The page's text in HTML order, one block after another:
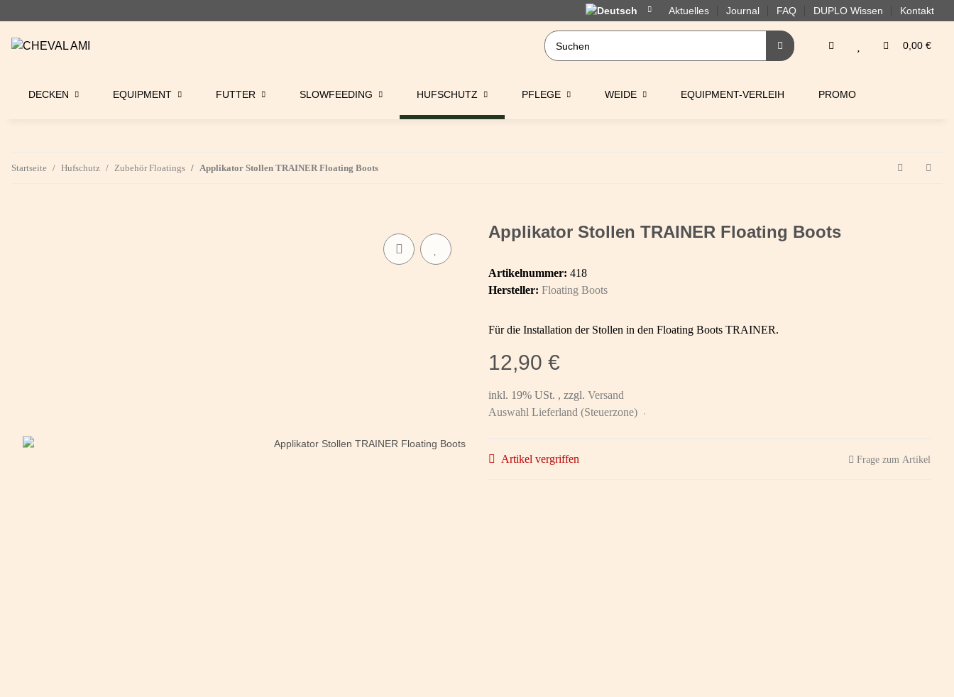
Aktuelles Journal FAQ DUPLO Wissen Kontakt
0,00 €
DECKEN EQUIPMENT FUTTER SLOWFEEDING HUFSCHUTZ PFLEGE WEIDE EQUIPMENT-VERLEIH PROMO
Startseite Hufschutz Zubehör Floatings Applikator Stollen TRAINER Floating Boots
Applikator Stollen TRAINER Floating Boots
Artikelnummer: 418
Hersteller: Floating Boots
Für die Installation der Stollen in den Floating Boots TRAINER.
12,90 €
inkl. 19% USt. , zzgl. Versand
Auswahl Lieferland (Steuerzone)
Artikel vergriffen Frage zum Artikel